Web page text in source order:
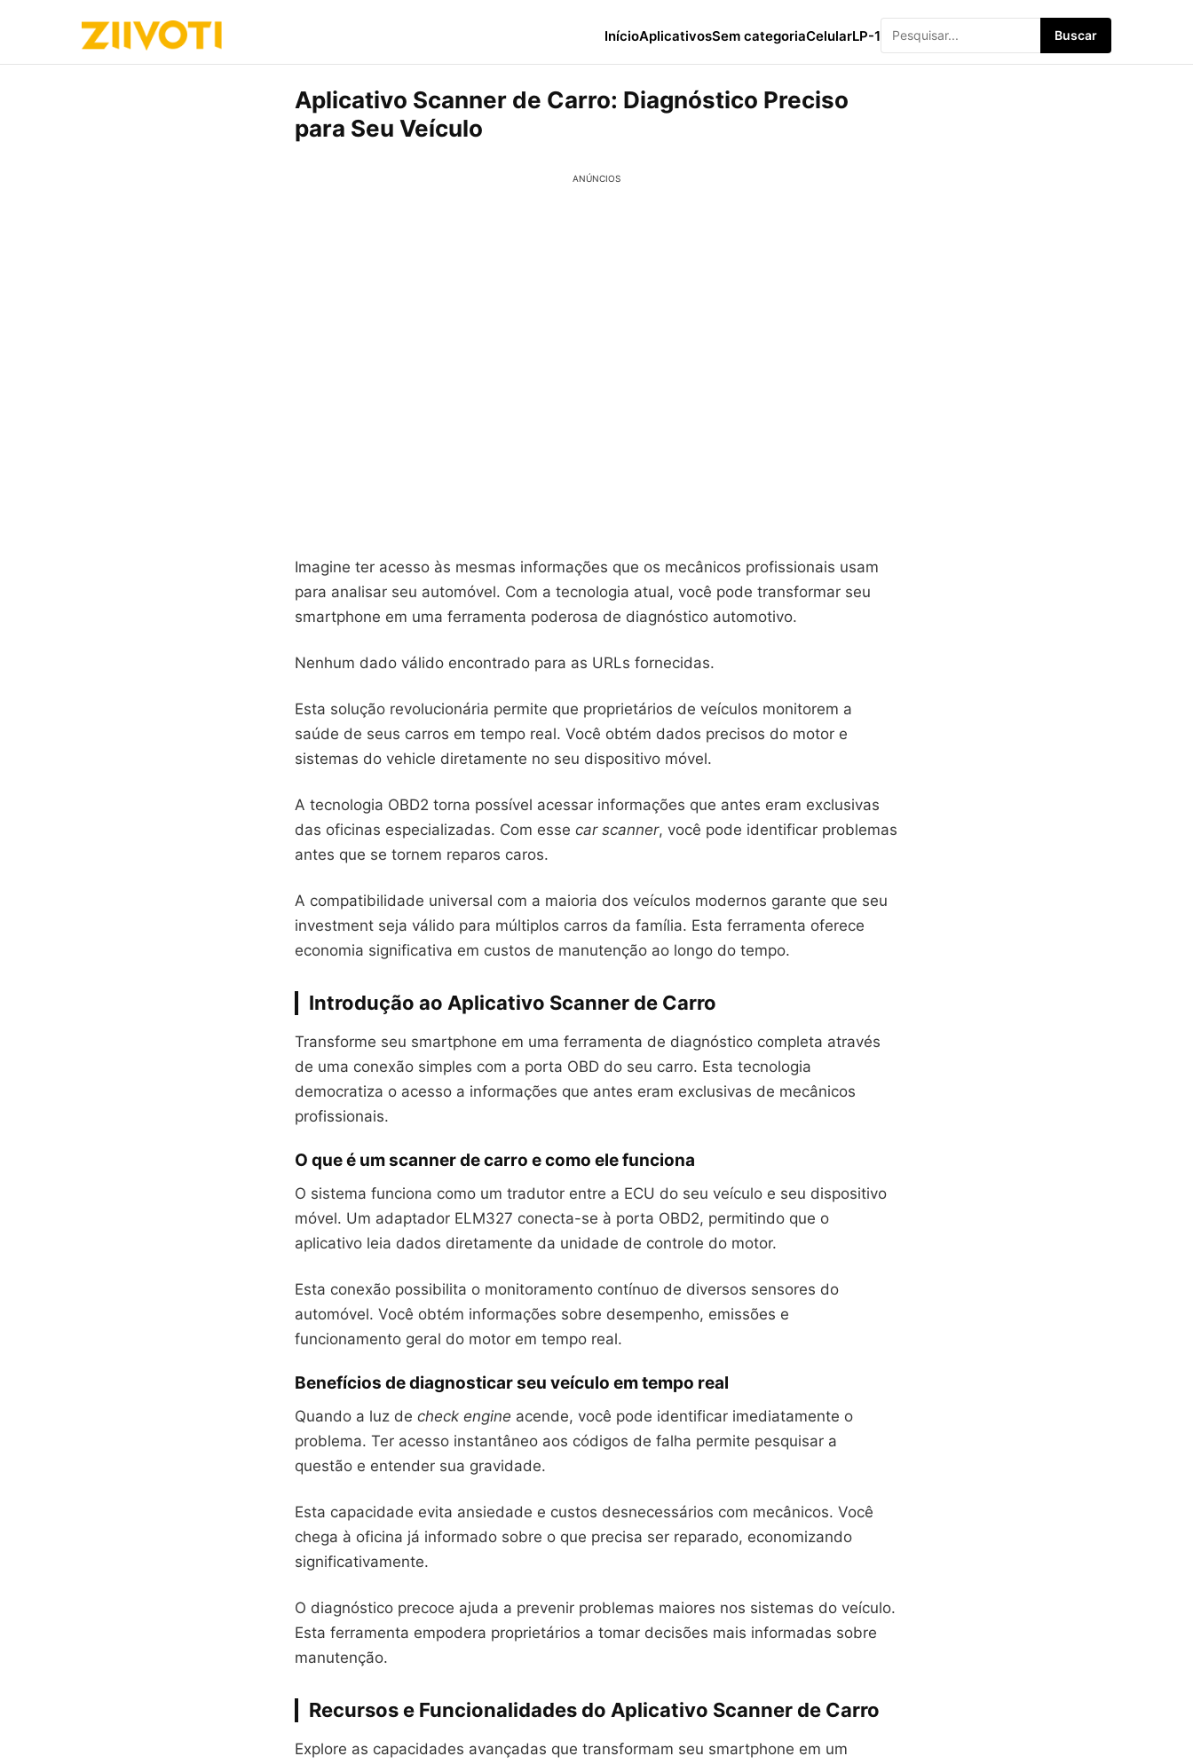
InícioAplicativosSem categoriaCelularLP-1 Buscar
Aplicativo Scanner de Carro: Diagnóstico Preciso
para Seu Veículo
ANÚNCIOS
Imagine ter acesso às mesmas informações que os mecânicos profissionais usam
para analisar seu automóvel. Com a tecnologia atual, você pode transformar seu
smartphone em uma ferramenta poderosa de diagnóstico automotivo.
Nenhum dado válido encontrado para as URLs fornecidas.
Esta solução revolucionária permite que proprietários de veículos monitorem a
saúde de seus carros em tempo real. Você obtém dados precisos do motor e
sistemas do vehicle diretamente no seu dispositivo móvel.
A tecnologia OBD2 torna possível acessar informações que antes eram exclusivas
das oficinas especializadas. Com esse car scanner, você pode identificar problemas
antes que se tornem reparos caros.
A compatibilidade universal com a maioria dos veículos modernos garante que seu
investment seja válido para múltiplos carros da família. Esta ferramenta oferece
economia significativa em custos de manutenção ao longo do tempo.
Introdução ao Aplicativo Scanner de Carro
Transforme seu smartphone em uma ferramenta de diagnóstico completa através
de uma conexão simples com a porta OBD do seu carro. Esta tecnologia
democratiza o acesso a informações que antes eram exclusivas de mecânicos
profissionais.
O que é um scanner de carro e como ele funciona
O sistema funciona como um tradutor entre a ECU do seu veículo e seu dispositivo
móvel. Um adaptador ELM327 conecta-se à porta OBD2, permitindo que o
aplicativo leia dados diretamente da unidade de controle do motor.
Esta conexão possibilita o monitoramento contínuo de diversos sensores do
automóvel. Você obtém informações sobre desempenho, emissões e
funcionamento geral do motor em tempo real.
Benefícios de diagnosticar seu veículo em tempo real
Quando a luz de check engine acende, você pode identificar imediatamente o
problema. Ter acesso instantâneo aos códigos de falha permite pesquisar a
questão e entender sua gravidade.
Esta capacidade evita ansiedade e custos desnecessários com mecânicos. Você
chega à oficina já informado sobre o que precisa ser reparado, economizando
significativamente.
O diagnóstico precoce ajuda a prevenir problemas maiores nos sistemas do veículo.
Esta ferramenta empodera proprietários a tomar decisões mais informadas sobre
manutenção.
Recursos e Funcionalidades do Aplicativo Scanner de Carro
Explore as capacidades avançadas que transformam seu smartphone em um